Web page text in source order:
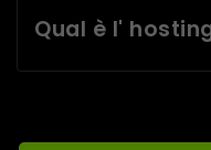
Qual è l'